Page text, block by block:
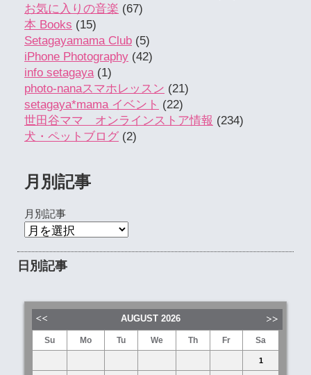
お気に入りの音楽 (67)
本 Books (15)
Setagayamama Club (5)
iPhone Photography (42)
info setagaya(1)
photo-nanaスマホレッスン (21)
setagaya*mama イベント (22)
世田谷ママ オンラインストア情報 (234)
犬・ペットブログ (2)
月別記事
月別記事
日別記事
AUGUST 2026
Su Mo Tu We Th Fr Sa
1